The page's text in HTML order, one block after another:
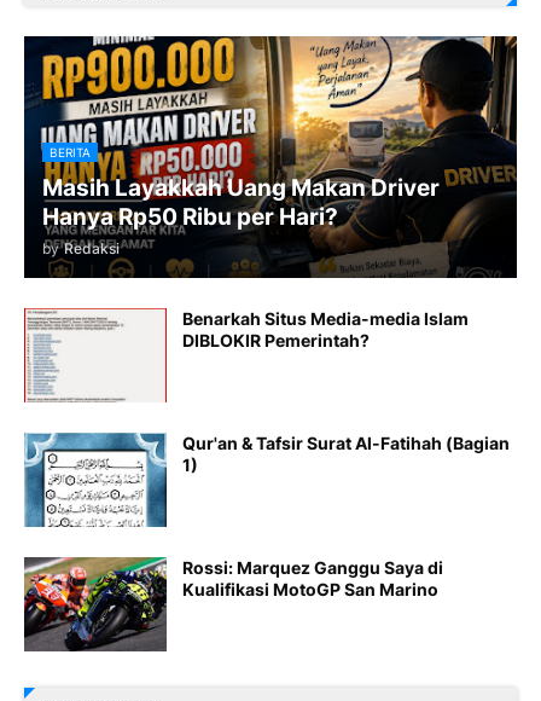
BERITA
Masih Layakkah Uang Makan Driver
Hanya Rp50 Ribu per Hari?
by Redaksi
Benarkah Situs Media-media Islam
DIBLOKIR Pemerintah?
Qur'an & Tafsir Surat Al-Fatihah (Bagian
1)
Rossi: Marquez Ganggu Saya di
Kualifikasi MotoGP San Marino